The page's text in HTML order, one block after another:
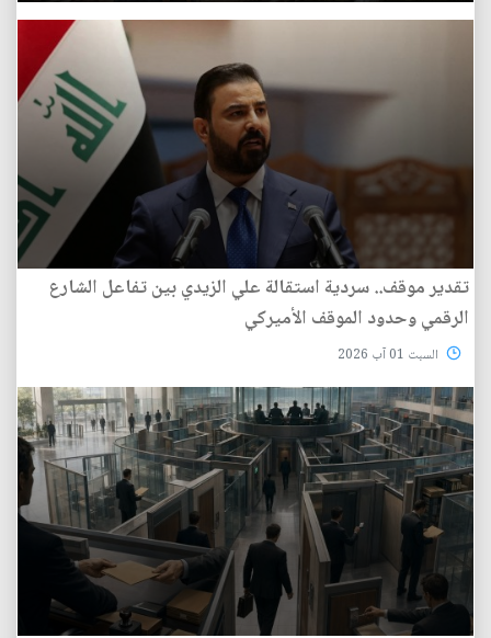
تقدير موقف.. سردية استقالة علي الزيدي بين تفاعل الشارع
الرقمي وحدود الموقف الأميركي
السبت 01 آب 2026